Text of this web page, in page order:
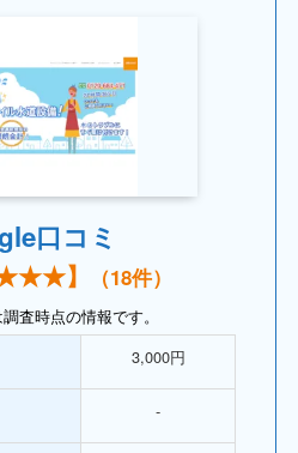
口コミ
★】 （18件）
査時点の情報です。
3,000円
‐